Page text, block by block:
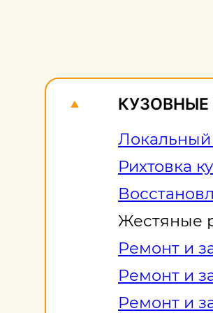
КУЗОВНЫЕ
Локальный
Рихтовка
Жестяные
Ремонт и
Ремонт и
Ремонт и